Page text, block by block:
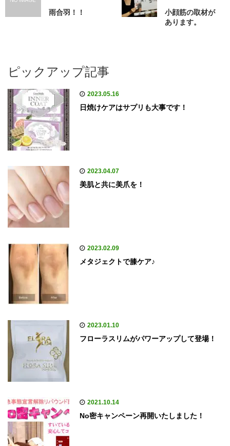
雨合羽！！
小顔筋の取材が
あります。
ピックアップ記事
2023.05.16
日焼けケアはサプリも大事です！
2023.04.07
美肌と共に美爪を！
2023.02.09
メタジェクトで膝ケア♪
2023.01.10
フローラスリムがパワーアップして登場！
2021.10.14
No密キャンペーン再開いたしました！